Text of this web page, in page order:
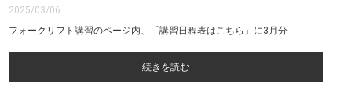
2025/03/06
フォークリフト講習のページ内、「講習日程表はこちら」に3月分
続きを読む